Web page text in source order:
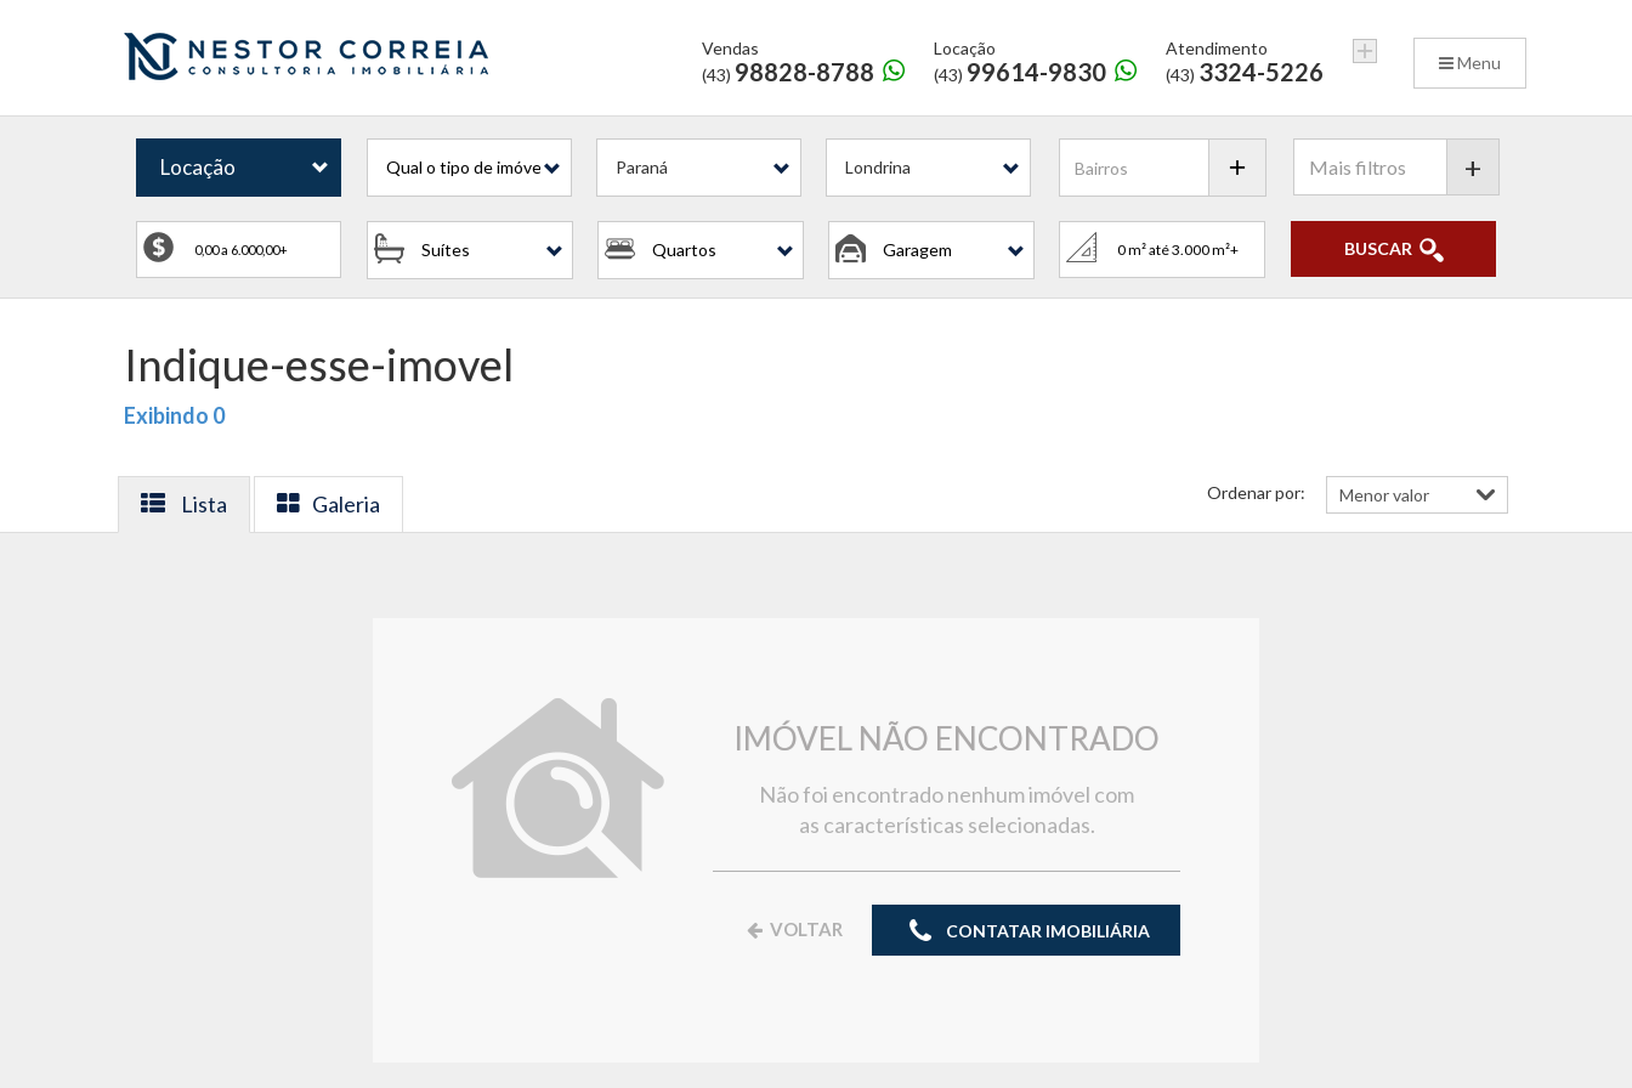
Menu
Vendas
(43) 98828-8788
Locação
(43) 99614-9830
Atendimento
(43) 3324-5226
Locação Qual o tipo de imóvel? Paraná Londrina
Suítes Quartos Garagem
+
BUSCAR
Indique-esse-imovel
Exibindo 0
Lista Galeria Ordenar por:
IMÓVEL NÃO ENCONTRADO
Não foi encontrado nenhum imóvel com
as características selecionadas.
VOLTAR CONTATAR IMOBILIÁRIA